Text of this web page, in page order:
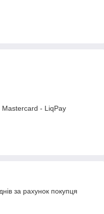
- LiqPay
за рахунок покупця